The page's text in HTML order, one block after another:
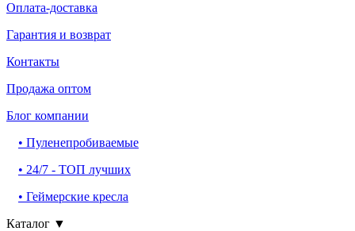
Оплата-доставка
Гарантия и возврат
Контакты
Продажа оптом
Блог компании
• Пуленепробиваемые
• 24/7 - ТОП лучших
• Геймерские кресла
Каталог ▼